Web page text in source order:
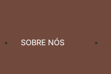
SOBRE NÓS